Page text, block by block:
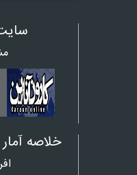
خلاصه آمار